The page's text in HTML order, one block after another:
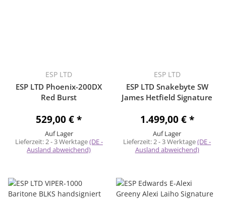
ESP LTD
ESP LTD Phoenix-200DX
Red Burst
529,00 €*
Auf Lager
Lieferzeit:2 - 3 Werktage(DE -
Ausland abweichend)
ESP LTD
ESP LTD Snakebyte SW
James Hetfield Signature
1.499,00 €*
Auf Lager
Lieferzeit:2 - 3 Werktage(DE -
Ausland abweichend)